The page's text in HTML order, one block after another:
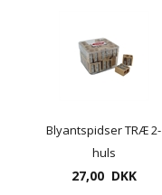
Blyantspidser TRÆ 2-
huls
27,00 DKK